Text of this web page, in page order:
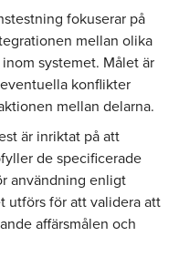
fokuserar på
mellan olika
systemet. Målet är
konflikter
mellan delarna.
är inriktat på att
de specificerade
användning enligt
utförs för att validera att
affärsmålen och